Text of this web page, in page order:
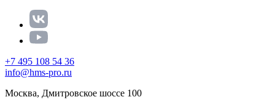
+7 495 108 54 36
info@hms-pro.ru
Москва, Дмитровское шоссе 100